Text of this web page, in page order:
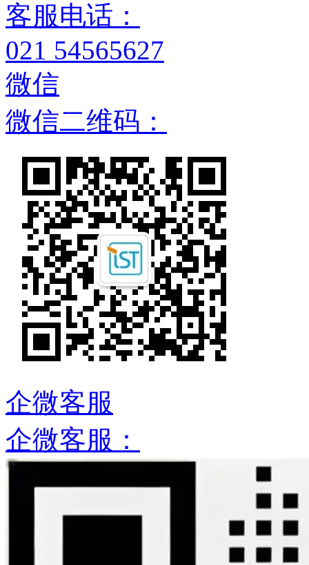
客服电话：
021 54565627
微信
微信二维码：
企微客服
企微客服：